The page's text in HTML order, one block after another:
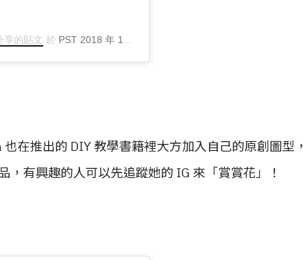
享的貼文 於 PST 2018 年 12月 月 14 日 上午 7:40
在推出的 DIY 教學書籍裡大方加入自己的原創圖型，
有興趣的人可以先追蹤她的 IG 來「賞賞花」！